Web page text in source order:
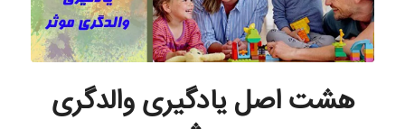
هشت اصل یادگیری والدگری